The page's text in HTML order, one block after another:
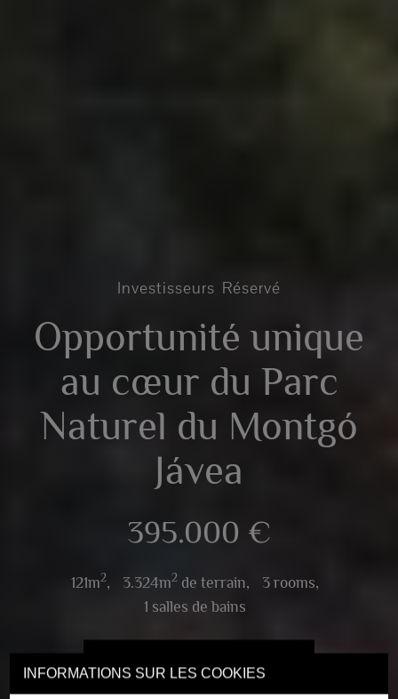
INFORMATIONS SUR LES COOKIES
Investisseurs Réservé
Opportunité unique
au cœur du Parc
Naturel du Montgó
Jávea
395.000 €
121m2, 3.324m2de terrain,
3 rooms,
1 salles de bains